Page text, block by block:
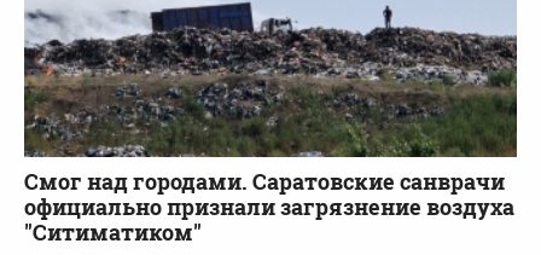
Смог над городами. Саратовские санврачи
официально признали загрязнение воздуха
"Ситиматиком"